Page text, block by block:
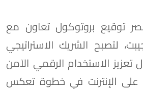
توقيع بروتوكول تعاون مع
لتصبح الشريك الاستراتيجي
الاستخدام الرقمي الآمن
على الإنترنت في خطوة تعكس